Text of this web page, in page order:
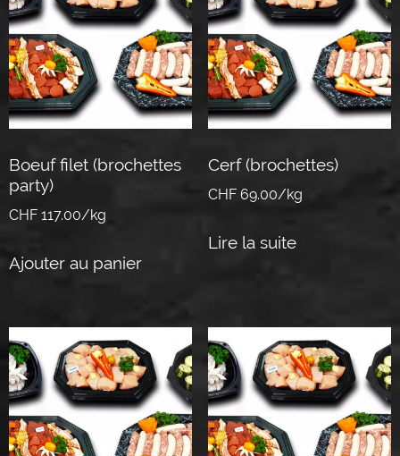
Boeuf filet (brochettes
party)
CHF 117.00/kg
Ajouter au panier
Cerf (brochettes)
CHF 69.00/kg
Lire la suite